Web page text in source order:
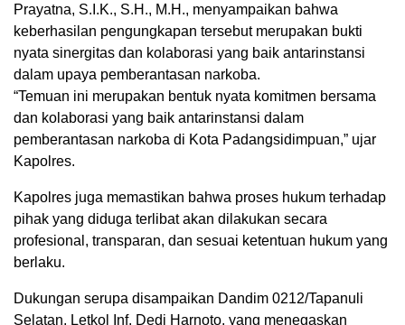
Prayatna, S.I.K., S.H., M.H., menyampaikan bahwa
keberhasilan pengungkapan tersebut merupakan bukti
nyata sinergitas dan kolaborasi yang baik antarinstansi
dalam upaya pemberantasan narkoba.
“Temuan ini merupakan bentuk nyata komitmen bersama
dan kolaborasi yang baik antarinstansi dalam
pemberantasan narkoba di Kota Padangsidimpuan,” ujar
Kapolres.
Kapolres juga memastikan bahwa proses hukum terhadap
pihak yang diduga terlibat akan dilakukan secara
profesional, transparan, dan sesuai ketentuan hukum yang
berlaku.
Dukungan serupa disampaikan Dandim 0212/Tapanuli
Selatan, Letkol Inf. Dedi Harnoto, yang menegaskan